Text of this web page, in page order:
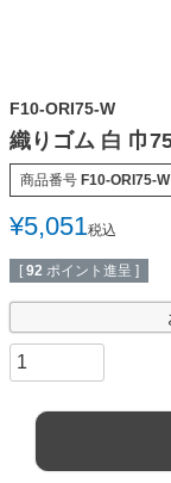
F10-ORI75-W
織りゴム 白 巾
商品番号 F10-ORI75-W
¥5,051税込
[ 92 ポイント進呈 ]